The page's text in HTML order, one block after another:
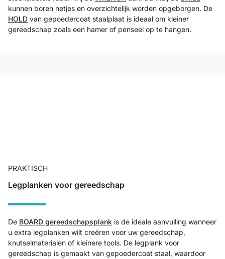
kunnen boren netjes en overzichtelijk worden opgeborgen. De
HOLD van gepoedercoat staalplaat is ideaal om kleiner
gereedschap zoals een hamer of penseel op te hangen.
PRAKTISCH
Legplanken voor gereedschap
De BOARD gereedschapsplank is de ideale aanvulling wanneer
u extra legplanken wilt creëren voor uw gereedschap,
knutselmaterialen of kleinere tools. De legplank voor
gereedschap is gemaakt van gepoedercoat staal, waardoor